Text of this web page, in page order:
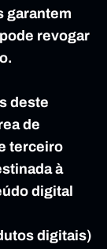
garantem
pode revogar
deste
de
terceiro
à
digital
digitais)